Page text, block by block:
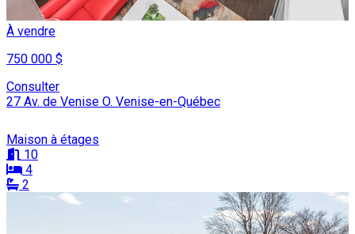
À vendre
750 000 $
Consulter
27 Av. de Venise O. Venise-en-Québec
Maison à étages
10
4
2